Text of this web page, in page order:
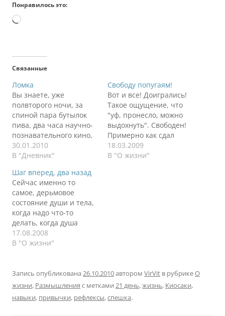
Понравилось это:
Загрузка…
Связанные
Ломка
Вы знаете, уже
полвторого ночи, за
спиной пара бутылок
пива, два часа научно-
познавательного кино,
книга, 14 часовой
рабочий утро-день-
спать, настаивает на
сне, часов 12 хотя бы.
Но не в этом суть
заметки. После
прочтения все той же
книги Анастасии Новых
я стал ловить себя на
мысли, что…
30.01.2010
В "Дневник"
Свободу попугаям!
Вот и все! Доигрались!
Такое ощущение, что
"уф, пронесло, можно
выдохнуть". Свободен!
Примерно как сдал
экзамен по физике в
ВУЗе. Начинаешь
18.03.2009
В "О жизни"
Шаг вперед, два назад
Сейчас именно то
самое, дерьмовое
состояние души и тела,
когда надо что-то
делать, когда душа
просит великих
действий, тело ноет от
после просмотра
очередного
философского фильма,
хочется придумать что-
17.08.2008
В "О жизни"
Запись опубликована 26.10.2010автором VirVit в рубрикеО
жизни, Размышления с метками 21 день,жизнь, Киосаки,
навыки, привычки, рефлексы,спешка.